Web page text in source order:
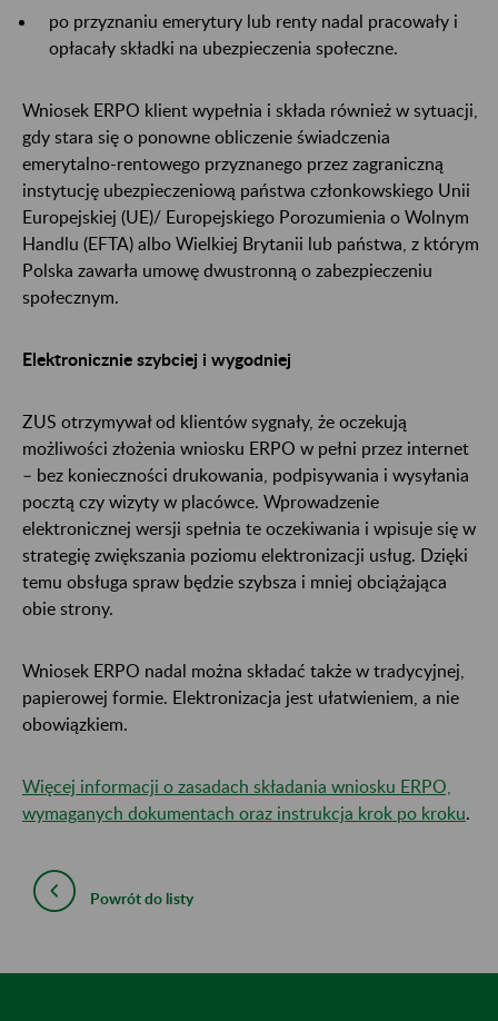
po przyznaniu emerytury lub renty nadal pracowały i
opłacały składki na ubezpieczenia społeczne.
Wniosek ERPO klient wypełnia i składa również w sytuacji,
gdy stara się o ponowne obliczenie świadczenia
emerytalno-rentowego przyznanego przez zagraniczną
instytucję ubezpieczeniową państwa członkowskiego Unii
Europejskiej (UE)/ Europejskiego Porozumienia o Wolnym
Handlu (EFTA) albo Wielkiej Brytanii lub państwa, z którym
Polska zawarła umowę dwustronną o zabezpieczeniu
społecznym.
Elektronicznie szybciej i wygodniej
ZUS otrzymywał od klientów sygnały, że oczekują
możliwości złożenia wniosku ERPO w pełni przez internet
– bez konieczności drukowania, podpisywania i wysyłania
pocztą czy wizyty w placówce. Wprowadzenie
elektronicznej wersji spełnia te oczekiwania i wpisuje się w
strategię zwiększania poziomu elektronizacji usług. Dzięki
temu obsługa spraw będzie szybsza i mniej obciążająca
obie strony.
Wniosek ERPO nadal można składać także w tradycyjnej,
papierowej formie. Elektronizacja jest ułatwieniem, a nie
obowiązkiem.
Więcej informacji o zasadach składania wniosku ERPO,
wymaganych dokumentach oraz instrukcja krok po kroku.
Powrót do listy